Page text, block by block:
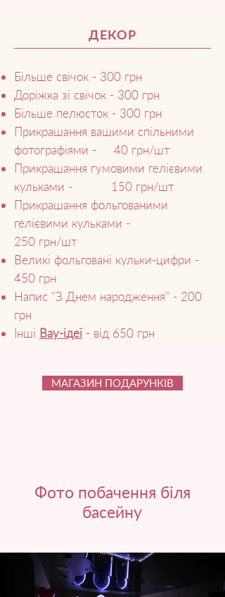
ДЕКОР
Більше свічок - 300 грн
Доріжка зі свічок - 300 грн
Більше пелюсток - 300 грн
Прикрашання вашими спільними
фотографіями - 40 грн/шт
Прикрашання гумовими гелієвими
кульками - 150 грн/шт
Прикрашання фольгованими
гелієвими кульками -
250 грн/шт
Великі фольговані кульки-цифри -
450 грн
Напис "З Днем народження" - 200
грн
Інші Вау-ідеї- від 650 грн
МАГАЗИН ПОДАРУНКІВ
Фото побачення біля
басейну